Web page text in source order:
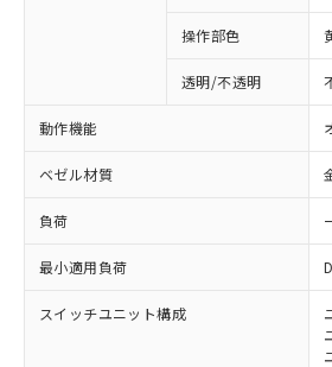
操作部色
透明/不透明
動作機能
ベゼル材質
負荷
最小適用負荷
スイッチユニット構成